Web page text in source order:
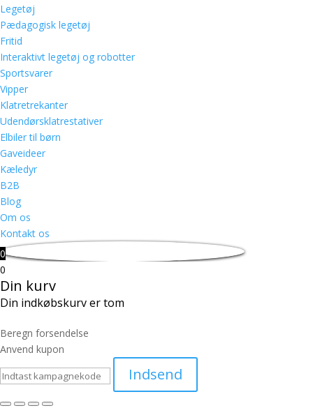
Legetøj
Pædagogisk legetøj
Fritid
Interaktivt legetøj og robotter
Sportsvarer
Vipper
Klatretrekanter
Udendørsklatrestativer
Elbiler til børn
Gaveideer
Kæledyr
B2B
Blog
Om os
Kontakt os
0
0
Din kurv
Din indkøbskurv er tom
Beregn forsendelse
Anvend kupon
Indsend